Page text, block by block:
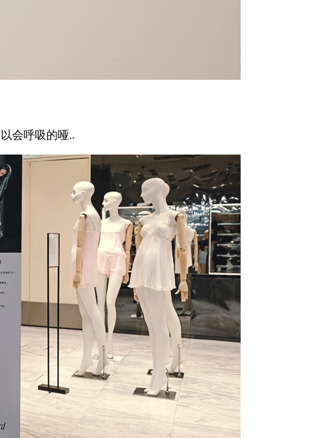
会呼吸的哑..